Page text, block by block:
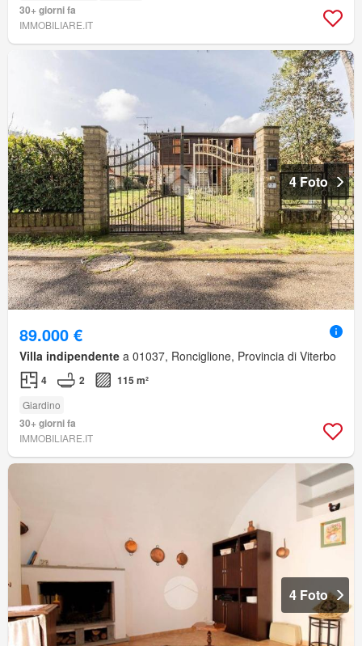
30+ giorni fa
IMMOBILIARE.IT
4 Foto
89.000 €
Villa indipendente a 01037, Ronciglione, Provincia di Viterbo
4 2 115 m²
Giardino
30+ giorni fa
IMMOBILIARE.IT
4 Foto